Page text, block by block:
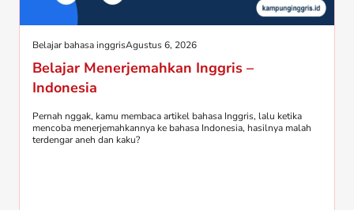
Belajar bahasa inggrisAgustus 6, 2026
Belajar Menerjemahkan Inggris –
Indonesia
Pernah nggak, kamu membaca artikel bahasa Inggris, lalu ketika
mencoba menerjemahkannya ke bahasa Indonesia, hasilnya malah
terdengar aneh dan kaku?